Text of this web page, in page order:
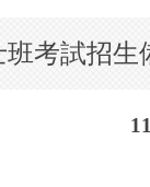
班考試招